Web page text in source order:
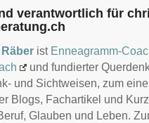
verantwortlich für
ist Enneagramm-
und fundierter
und Sichtweisen, zum
Blogs, Fachartikel und
Glauben und Leben.